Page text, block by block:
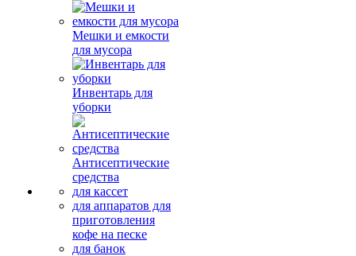
Мешки и емкости
для мусора
Инвентарь для
уборки
Антисептические
средства
для кассет
для аппаратов для
приготовления
кофе на песке
для банок